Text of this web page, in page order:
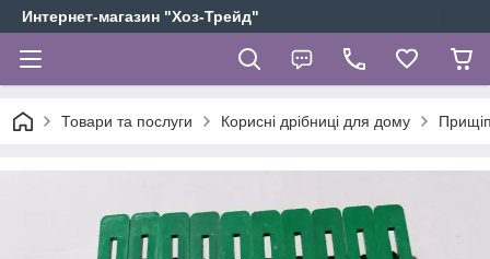
Интернет-магазин "Хоз-Трейд"
Товари та послуги Корисні дрібниці для дому